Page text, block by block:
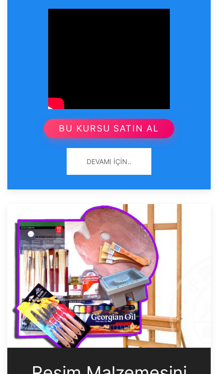
BU KURSU SATIN AL
DEVAMI İÇIN..